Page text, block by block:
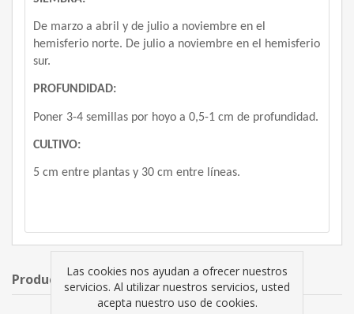
De marzo a abril y de julio a noviembre en el
hemisferio norte. De julio a noviembre en el hemisferio
sur.
PROFUNDIDAD:
Poner 3-4 semillas por hoyo a 0,5-1 cm de profundidad.
CULTIVO:
5 cm entre plantas y 30 cm entre líneas.
Productos relacionados
Las cookies nos ayudan a ofrecer nuestros
servicios. Al utilizar nuestros servicios, usted
acepta nuestro uso de cookies.